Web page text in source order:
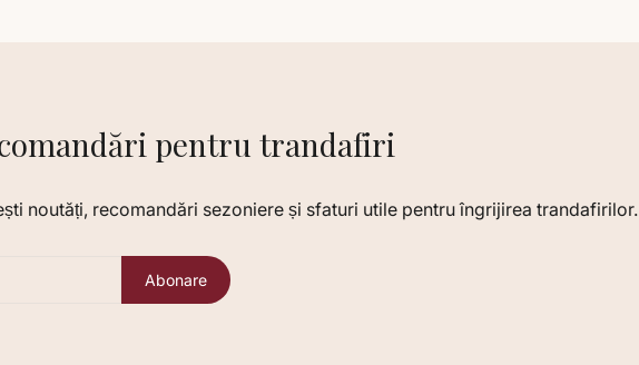
pentru trandafiri
noutăți, recomandări sezoniere și sfaturi utile pentru îngrijirea trandafirilor.
Abonare